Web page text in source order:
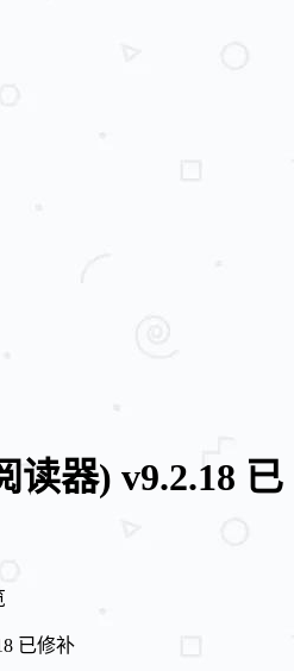
器) v9.2.18 已